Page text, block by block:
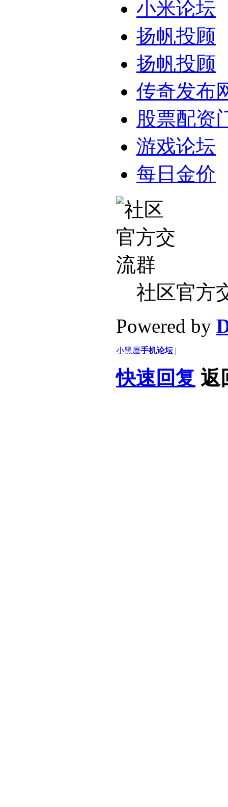
小米论坛
扬帆投顾
扬帆投顾
传奇发布
股票配资
游戏论坛
每日金价
社区官方
Powered by
小黑屋手机论坛 |
快速回复 返